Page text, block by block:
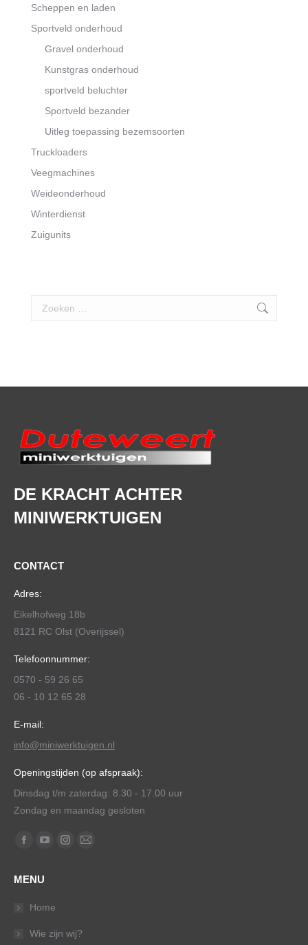
Scheppen en laden
Sportveld onderhoud
Gravel onderhoud
Kunstgras onderhoud
sportveld beluchter
Sportveld bezander
Uitleg toepassing bezemsoorten
Truckloaders
Veegmachines
Weideonderhoud
Winterdienst
Zuigunits
Search:
DE KRACHT ACHTER
MINIWERKTUIGEN
CONTACT
Adres:
Eikelhofweg 18b
8121 RC Olst (Overijssel)
Telefoonnummer:
0570 - 59 26 65
06 - 10 12 65 28
E-mail:
info@miniwerktuigen.nl
Openingstijden (op afspraak):
Dinsdag t/m zaterdag: 8.30 - 17.00 uur
Zondag en maandag gesloten
Vind ons op:
Facebook
opens
in
window
YouTube
opens
window
Instagram
window
Mail
MENU
Home
Wie zijn wij?